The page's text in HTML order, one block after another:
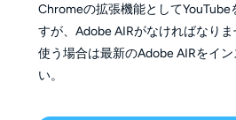
Chromeの拡張機能としてYouTube
すが、Adobe AIRがなければなり
使う場合は最新のAdobe AIRをイ
い。